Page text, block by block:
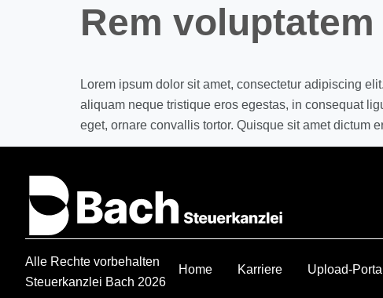
Rem
Lorem ipsum dolor sit amet, consectetur adipiscing
aliquam neque tristique eros egestas, in consequat
eget, ornare convallis tortor. Quisque sit amet dictum
Alle Rechte vorbehalten
Steuerkanzlei Bach 2026
Home Karriere Upload-Portal